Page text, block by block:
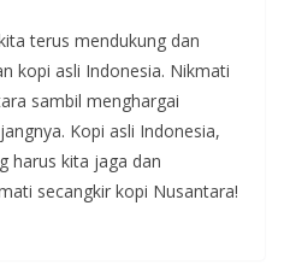
terus mendukung dan
kopi asli Indonesia. Nikmati
sambil menghargai
Kopi asli Indonesia,
harus kita jaga dan
secangkir kopi Nusantara!